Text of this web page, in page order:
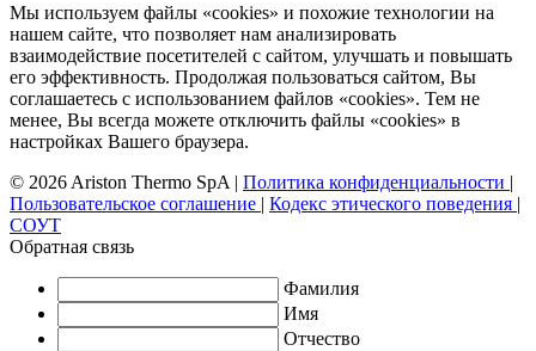
Мы используем файлы «cookies» и похожие технологии на
нашем сайте, что позволяет нам анализировать
взаимодействие посетителей с сайтом, улучшать и повышать
его эффективность. Продолжая пользоваться сайтом, Вы
соглашаетесь с использованием файлов «cookies». Тем не
менее, Вы всегда можете отключить файлы «cookies» в
настройках Вашего браузера.
© 2026 Ariston Thermo SpA | Политика конфиденциальности |
Пользовательское соглашение | Кодекс этического поведения |
СОУТ
Обратная связь
Фамилия
Имя
Отчество